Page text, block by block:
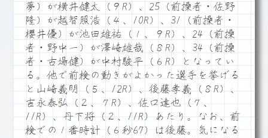
夢）が横井健太（９R）、25（前操者・佐野
隆）が越智照浩（４、10R）、31（前操者・
櫻井優）が池田雄祐（１、９R）、24（前操
者・野中一）が澤崎雄哉（８R）、34（前操
者・古場健）が中村駿平（６R）となってい
る。他で前検の動きがよかった選手を挙げる
と山崎義明（５、12R）、後藤孝義（８R）、
吉永泰弘（２、７R）、佐口達也（７、
11R）、丹下将（２、11R）あたり。なお、前
検での１番時計（６秒67）は後藤。気になる